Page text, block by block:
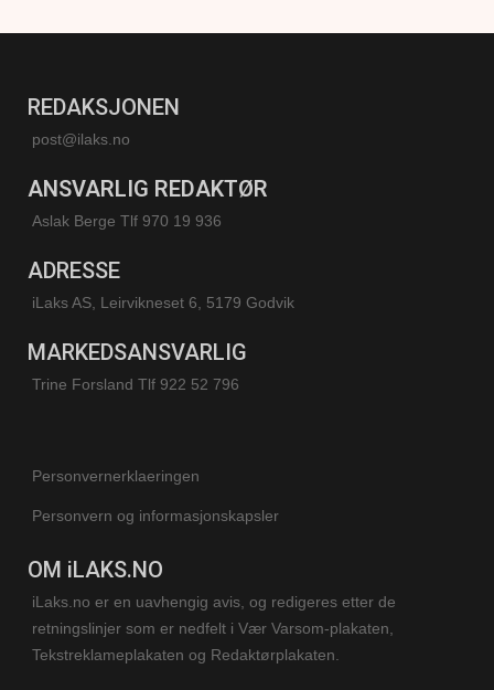
REDAKSJONEN
post@ilaks.no
ANSVARLIG REDAKTØR
Aslak Berge Tlf 970 19 936
ADRESSE
iLaks AS, Leirvikneset 6, 5179 Godvik
MARKEDSANSVARLIG
Trine Forsland Tlf 922 52 796
Personvernerklaeringen
Personvern og informasjonskapsler
OM iLAKS.NO
iLaks.no er en uavhengig avis, og redigeres etter de
retningslinjer som er nedfelt i Vær Varsom-plakaten,
Tekstreklameplakaten og Redaktørplakaten.